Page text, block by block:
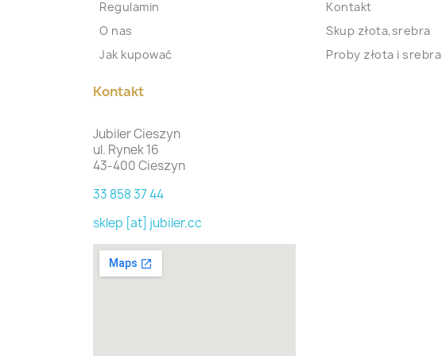
Regulamin
O nas
Jak kupować
Kontakt
Skup złota,srebra
Proby złota i srebra
Kontakt
Jubiler Cieszyn
ul. Rynek 16
43-400 Cieszyn
33 858 37 44
sklep [at] jubiler.cc